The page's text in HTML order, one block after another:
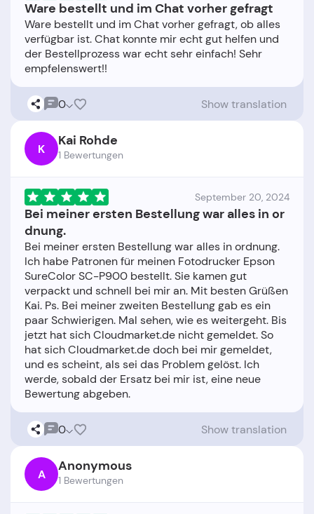
Ware bestellt und im Chat vorher gefragt
Ware bestellt und im Chat vorher gefragt, ob alles
verfügbar ist. Chat konnte mir echt gut helfen und
der Bestellprozess war echt sehr einfach! Sehr
0 Show translation
K Kai Rohde
1 Bewertungen
September 20, 2024
Bei meiner ersten Bestellung war alles in or
dnung.
Bei meiner ersten Bestellung war alles in ordnung.
Ich habe Patronen für meinen Fotodrucker Epson
SureColor SC-P900 bestellt. Sie kamen gut
verpackt und schnell bei mir an. Mit besten Grüßen
Kai. Ps. Bei meiner zweiten Bestellung gab es ein
paar Schwierigen. Mal sehen, wie es weitergeht. Bis
jetzt hat sich Cloudmarket.de nicht gemeldet. So
hat sich Cloudmarket.de doch bei mir gemeldet,
und es scheint, als sei das Problem gelöst. Ich
werde, sobald der Ersatz bei mir ist, eine neue
0 Show translation
A Anonymous
1 Bewertungen